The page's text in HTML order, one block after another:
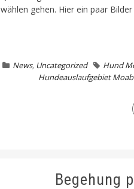
wählen gehen. Hier ein paar Bilder
News, Uncategorized Hund
Hundeauslaufgebiet
Begehung